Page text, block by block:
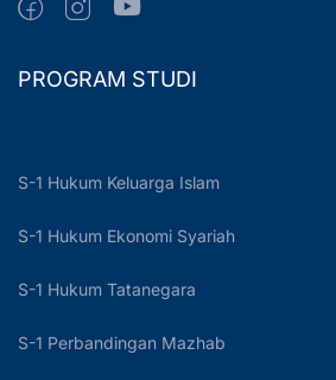
PROGRAM STUDI
S-1 Hukum Keluarga Islam
S-1 Hukum Ekonomi Syariah
S-1 Hukum Tatanegara
S-1 Perbandingan Mazhab